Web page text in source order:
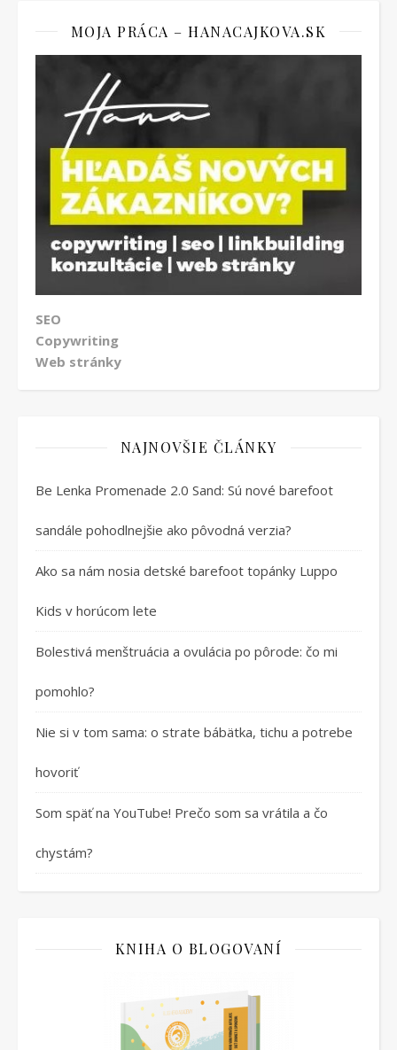
MOJA PRÁCA – HANACAJKOVA.SK
SEO
Copywriting
Web stránky
NAJNOVŠIE ČLÁNKY
Be Lenka Promenade 2.0 Sand: Sú nové barefoot
sandále pohodlnejšie ako pôvodná verzia?
Ako sa nám nosia detské barefoot topánky Luppo
Kids v horúcom lete
Bolestivá menštruácia a ovulácia po pôrode: čo mi
pomohlo?
Nie si v tom sama: o strate bábätka, tichu a potrebe
hovoriť
Som späť na YouTube! Prečo som sa vrátila a čo
chystám?
KNIHA O BLOGOVANÍ